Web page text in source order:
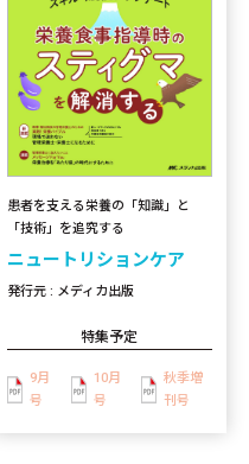
患者を支える栄養の「知識」と
「技術」を追究する
ニュートリションケア
発行元 : メディカ出版
特集予定
9月
号
10月
号
秋季増
刊号